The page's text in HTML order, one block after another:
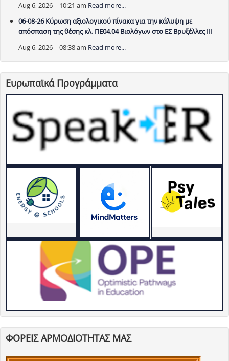
Aug 6, 2026 | 10:21 am Read more...
06-08-26 Κύρωση αξιολογικού πίνακα για την κάλυψη με
απόσπαση της θέσης κλ. ΠΕ04.04 Βιολόγων στο ΕΣ Βρυξέλλες ΙΙΙ
Aug 6, 2026 | 08:38 am Read more...
Ευρωπαϊκά Προγράμματα
ΦΟΡΕΙΣ ΑΡΜΟΔΙΟΤΗΤΑΣ ΜΑΣ